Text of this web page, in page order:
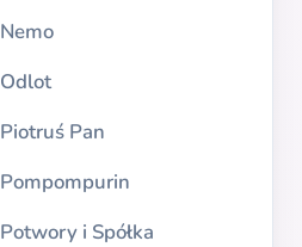
Nemo
Odlot
Piotruś Pan
Pompompurin
Potwory i Spółka